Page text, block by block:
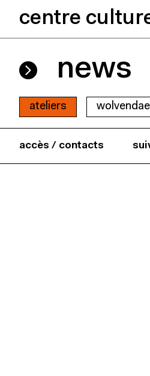
centre
news
ateliers
accès / contacts